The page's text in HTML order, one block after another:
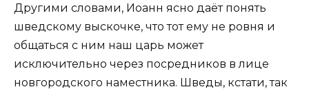
Другими словами, Иоанн ясно даёт понять
шведскому выскочке, что тот ему не ровня и
общаться с ним наш царь может
исключительно через посредников в лице
новгородского наместника. Шведы, кстати, так